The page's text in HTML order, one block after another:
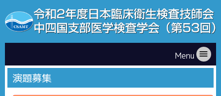
Menu menu
演題募集